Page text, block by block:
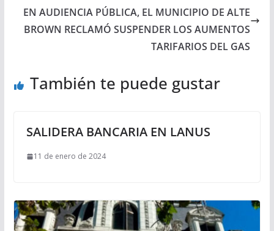
EN AUDIENCIA PÚBLICA, EL MUNICIPIO DE ALTE
BROWN RECLAMÓ SUSPENDER LOS AUMENTOS
TARIFARIOS DEL GAS
También te puede gustar
SALIDERA BANCARIA EN LANUS
11 de enero de 2024